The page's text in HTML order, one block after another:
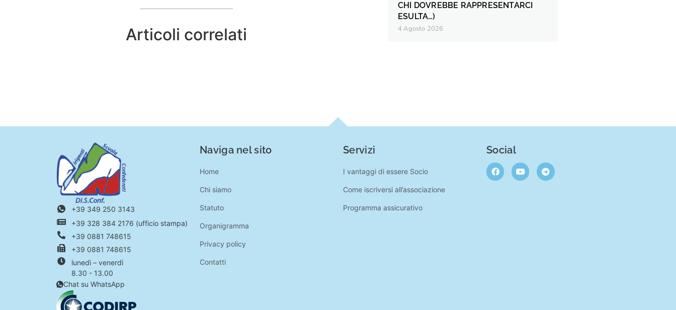
Articoli correlati
CHI DOVREBBE RAPPRESENTARCI
ESULTA…)
4 Agosto 2026
+39 349 250 3143
+39 328 384 2176 (ufficio stampa)
+39 0881 748615
+39 0881 748615
lunedì – venerdì
8.30 - 13.00
Chat su WhatsApp
Naviga nel sito
Home
Chi siamo
Statuto
Organigramma
Privacy policy
Contatti
Servizi
I vantaggi di essere Socio
Come iscriversi all’associazione
Programma assicurativo
Social